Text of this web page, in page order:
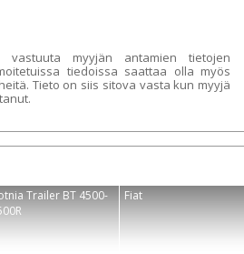
vastuuta myyjän antamien tietojen
tiedoissa saattaa olla myös
Tieto on siis sitova vasta kun myyjä
Trailer BT 4500-
Fiat